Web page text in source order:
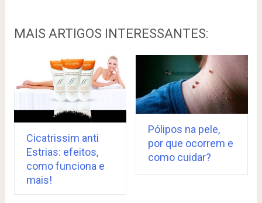
MAIS ARTIGOS INTERESSANTES:
Cicatrissim anti
Estrias: efeitos,
como funciona e
mais!
Pólipos na pele,
por que ocorrem e
como cuidar?